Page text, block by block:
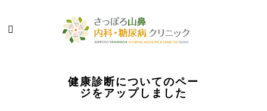
健康診断についてのペー
ジをアップしました